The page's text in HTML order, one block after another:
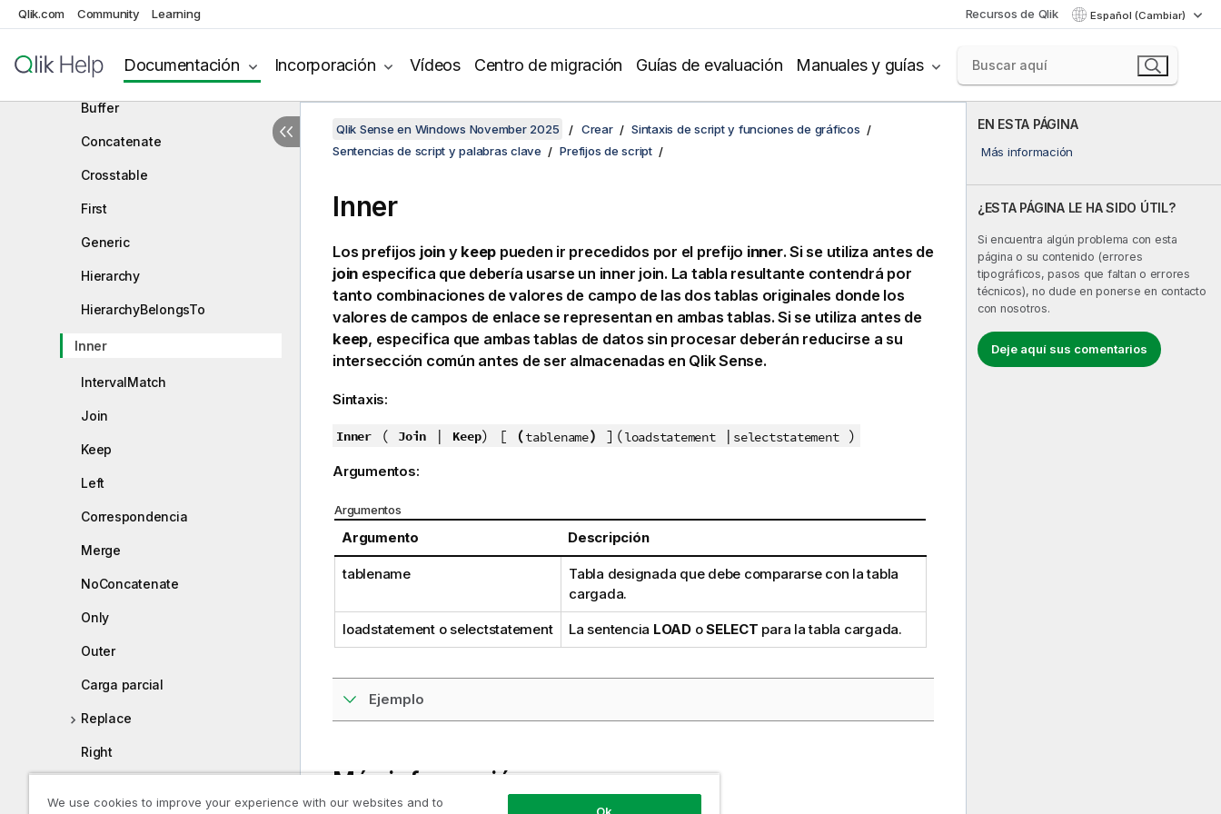
Qlik.com Community Learning Recursos de Qlik Español (Cambiar)
Documentación Incorporación Vídeos Centro de migración Guías de evaluación Manuales y guías
Sentencias de control de script
Add
Buffer
Concatenate
Crosstable
First
Generic
Hierarchy
HierarchyBelongsTo
Inner
IntervalMatch
Join
Keep
Left
Correspondencia
Merge
NoConcatenate
Only
Outer
Carga parcial
Replace
Right
EN ESTA PÁGINA
Más información
¿ESTA PÁGINA LE HA SIDO ÚTIL?
Si encuentra algún problema con esta
página o su contenido (errores
tipográficos, pasos que faltan o errores
técnicos), no dude en ponerse en contacto
con nosotros.
Deje aquí sus comentarios
Qlik Sense en Windows November 2025 Crear
Sintaxis de script y funciones de gráficos
Sentencias de script y palabras clave
Prefijos de script
Inner
Los prefijos joiny keep pueden ir precedidos por el prefijo inner. Si se utiliza antes de
join especifica que debería usarse un inner join. La tabla resultante contendrá por
tanto combinaciones de valores de campo de las dos tablas originales donde los
valores de campos de enlace se representan en ambas tablas. Si se utiliza antes de
keep, especifica que ambas tablas de datos sin procesar deberán reducirse a su
intersección común antes de ser almacenadas en Qlik Sense.
Sintaxis:
Inner( Join | Keep) [ (tablename) ](loadstatement| selectstatement)
Argumentos:
Argumentos
Argumento Descripción
tablename
Tabla designada que debe compararse con la tabla
cargada.
loadstatemento selectstatement La sentencia LOADoSELECT para la tabla cargada.
Ejemplo
Más información
We use cookies to improve your experience with our websites and to